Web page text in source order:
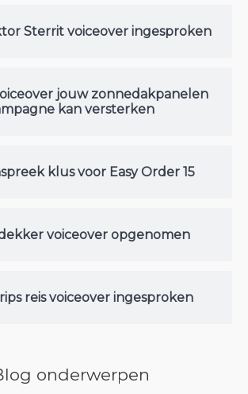
Sterrit voiceover ingesproken
jouw zonnedakpanelen
kan versterken
klus voor Easy Order 15
voiceover opgenomen
reis voiceover ingesproken
onderwerpen